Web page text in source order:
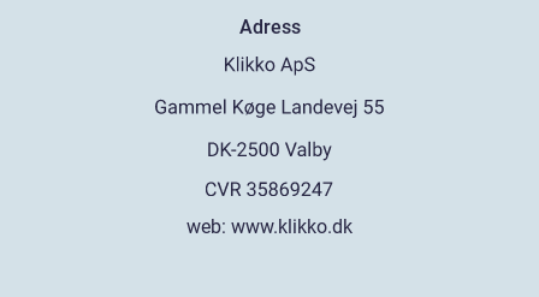
Adress
web: www.klikko.dk